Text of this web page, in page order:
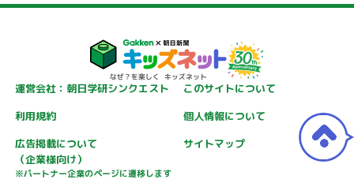
運営会社：朝日学研シンクエスト
このサイトについて
利用規約
個人情報について
広告掲載について
（企業様向け）
※パートナー企業のページに遷移します
サイトマップ